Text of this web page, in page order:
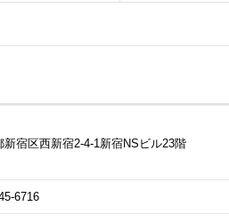
新宿区西新宿2-4-1新宿NSビル23階
6716